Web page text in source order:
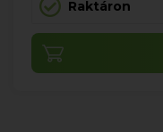
Raktáron